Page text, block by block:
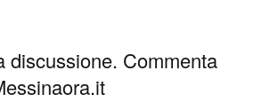
discussione. Commenta